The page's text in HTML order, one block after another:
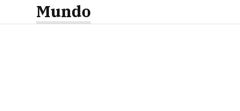
Mundo